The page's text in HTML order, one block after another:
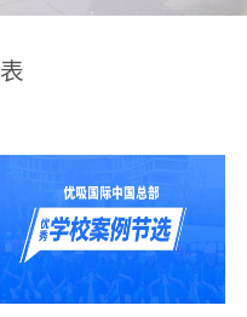
技能的团队。汇聚了众
取得了多项产品技术专利
和多项国家版权局著作
权，获得高新技术企业称
号。生产优势自主生产自
自足，优吸公司于2015